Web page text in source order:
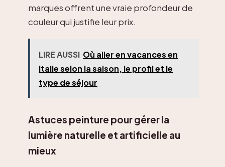
marques offrent une vraie profondeur de
couleur qui justifie leur prix.
LIRE AUSSI Où aller en vacances en
Italie selon la saison, le profil et le
type de séjour
Astuces peinture pour gérer la
lumière naturelle et artificielle au
mieux